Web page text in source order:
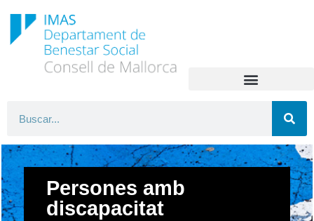
Persones amb
discapacitat